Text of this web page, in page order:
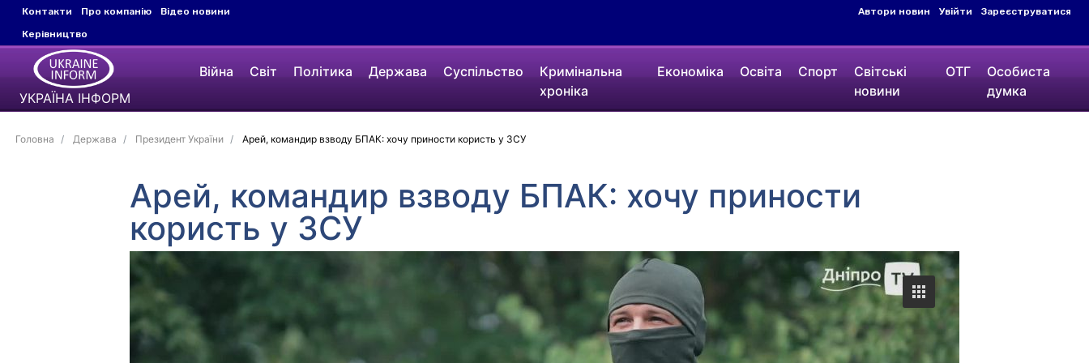
Контакти Про компанію
Відео новини
Керівництво
Автори новин Увійти Зареєструватися
УКРАЇНА ІНФОРМ
Війна Світ Політика Держава Суспільство
Кримінальна
хроніка
Економіка Освіта Спорт
Світські
новини
ОТГ
Особиста
думка
Головна Держава Президент України Арей, командир взводу БПАК: хочу приности користь у ЗСУ
Арей, командир взводу БПАК: хочу приности
користь у ЗСУ